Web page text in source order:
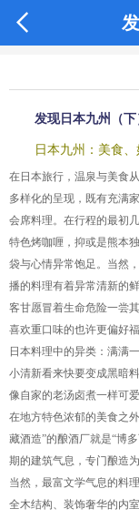

发现日本九州（下
日本九州：美食
在日本旅行，温泉与美食
多样化的呈现，既有充满
会席料理。在行程的最初
特色烤咖喱，抑或是熊本
袋与心情异常饱足。当然
播的料理有着异常清新的
客甘愿冒着生命危险一尝其
喜欢重口味的也许更偏好
日本料理中的异类：满满
小清新看来快要变成黑暗
像自家的老汤卤煮一样可
在地方特色浓郁的美食之
藏酒造”的酿酒厂就是“博
期的建筑气息，专门酿造
当然，最富文学气息的料
全木结构、装饰奢华的内